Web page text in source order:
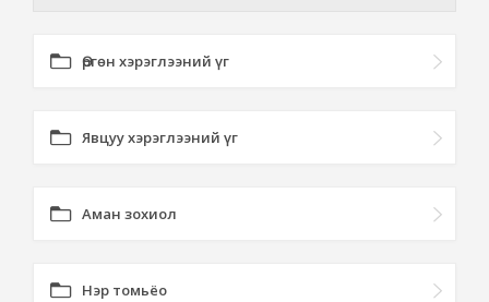
Өргөн хэрэглээний үг
Явцуу хэрэглээний үг
Аман зохиол
Нэр томьёо